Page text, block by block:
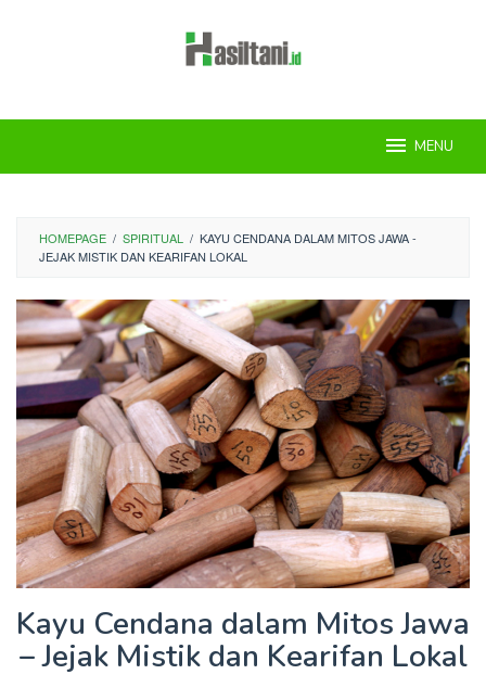
MENU
HOMEPAGE / SPIRITUAL / KAYU CENDANA DALAM MITOS JAWA -
JEJAK MISTIK DAN KEARIFAN LOKAL
Kayu Cendana dalam Mitos Jawa
– Jejak Mistik dan Kearifan Lokal